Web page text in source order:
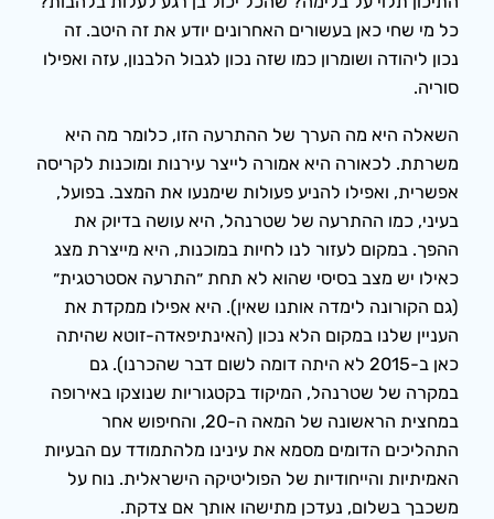
כל מי שחי כאן בעשורים האחרונים יודע את זה היטב. זה
נכון ליהודה ושומרון כמו שזה נכון לגבול הלבנון, עזה ואפילו
סוריה.
השאלה היא מה הערך של ההתרעה הזו, כלומר מה היא
משרתת. לכאורה היא אמורה לייצר עירנות ומוכנות לקריסה
אפשרית, ואפילו להניע פעולות שימנעו את המצב. בפועל,
בעיני, כמו ההתרעה של שטרנהל, היא עושה בדיוק את
ההפך. במקום לעזור לנו לחיות במוכנות, היא מייצרת מצג
כאילו יש מצב בסיסי שהוא לא תחת ״התרעה אסטרטגית״
(גם הקורונה לימדה אותנו שאין). היא אפילו ממקדת את
העניין שלנו במקום הלא נכון (האינתיפאדה-זוטא שהיתה
כאן ב-2015 לא היתה דומה לשום דבר שהכרנו). גם
במקרה של שטרנהל, המיקוד בקטגוריות שנוצקו באירופה
במחצית הראשונה של המאה ה-20, והחיפוש אחר
התהליכים הדומים מסמא את עינינו מלהתמודד עם הבעיות
האמיתיות והייחודיות של הפוליטיקה הישראלית. נוח על
משכבך בשלום, נעדכן מתישהו אותך אם צדקת.